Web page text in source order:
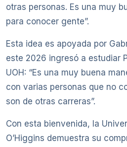
otras personas. Es una muy
para conocer gente”.
Esta idea es apoyada por
este 2026 ingresó a estudiar
UOH: “Es una muy buena
con varias personas que no
son de otras carreras”.
Con esta bienvenida, la
O’Higgins demuestra su